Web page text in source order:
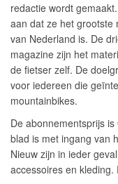
redactie wordt
aan dat ze het grootste
van Nederland is. De
magazine zijn het
de fietser zelf. De
voor iedereen die
mountainbikes.
De abonnementsprijs
blad is met ingang van
Nieuw zijn in ieder
accessoires en